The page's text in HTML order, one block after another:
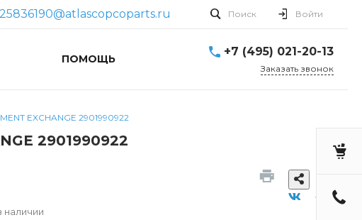
Поиск Войти
ПОМОЩЬ
+7 (495) 021-20-13
Заказать звонок
EXCHANGE 2901990922
2901990922
наличии